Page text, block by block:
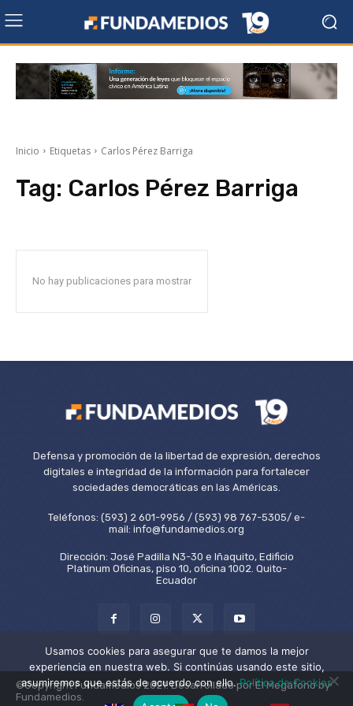
Inicio Etiquetas Carlos Pérez Barriga
Tag: Carlos Pérez Barriga
No hay publicaciones para mostrar
Defensa y promoción de la libertad de expresión, derechos
digitales e integridad de la información para fortalecer
sociedades democráticas en las Américas.
Teléfonos: (593) 2 601-9956 / (593) 98 767-5305/ e-
mail: info@fundamedios.org
Dirección: José Padilla N3-30 e Iñaquito, Edificio
Platinum Oficinas, piso 10, oficina 1002. Quito-
Ecuador
©Copyright Fundamedios 2021. Desarrollado por El Megáfono by
Fundamedios.
Usamos cookies para asegurar que te damos la mejor
experiencia en nuestra web. Si continúas usando este sitio,
asumiremos que estás de acuerdo con ello.Política de Cookies